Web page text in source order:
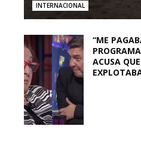
INTERNACIONAL
“ME
ACUSA